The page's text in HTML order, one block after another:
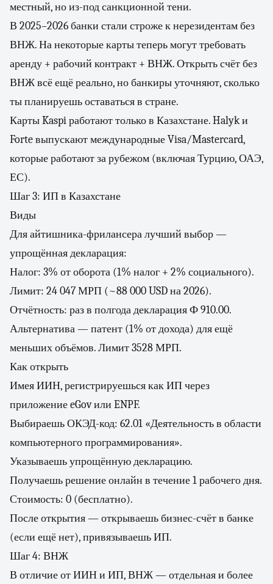
местный, но из-под санкционной тени.
В 2025–2026 банки стали строже к нерезидентам без
ВНЖ. На некоторые карты теперь могут требовать
аренду + рабочий контракт + ВНЖ. Открыть счёт без
ВНЖ всё ещё реально, но банкиры уточняют, сколько
ты планируешь оставаться в стране.
Карты Kaspi работают только в Казахстане. Halyk и
Forte выпускают международные Visa/Mastercard,
которые работают за рубежом (включая Турцию, ОАЭ,
ЕС).
Шаг 3: ИП в Казахстане
Виды
Для айтишника-фрилансера лучший выбор —
упрощённая декларация:
Налог: 3% от оборота (1% налог + 2% социального).
Лимит: 24 047 МРП (~88 000 USD на 2026).
Отчётность: раз в полгода декларация Ф 910.00.
Альтернатива — патент (1% от дохода) для ещё
меньших объёмов. Лимит 3528 МРП.
Как открыть
Имея ИИН, регистрируешься как ИП через
приложение eGov или ENPF.
Выбираешь ОКЭД-код: 62.01 «Деятельность в области
компьютерного программирования».
Указываешь упрощённую декларацию.
Получаешь решение онлайн в течение 1 рабочего дня.
Стоимость: 0 (бесплатно).
После открытия — открываешь бизнес-счёт в банке
(если ещё нет), привязываешь ИП.
Шаг 4: ВНЖ
В отличие от ИИН и ИП, ВНЖ — отдельная и более